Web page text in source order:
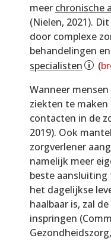
meer chronische
(Nielen, 2021).
door complexe
behandelingen
specialisten
(
Wanneer
ziekten te
contacten in de
2019). Ook
zorgverlener
namelijk meer
beste aansluiting
het dagelijkse
haalbaar is, zal
inspringen